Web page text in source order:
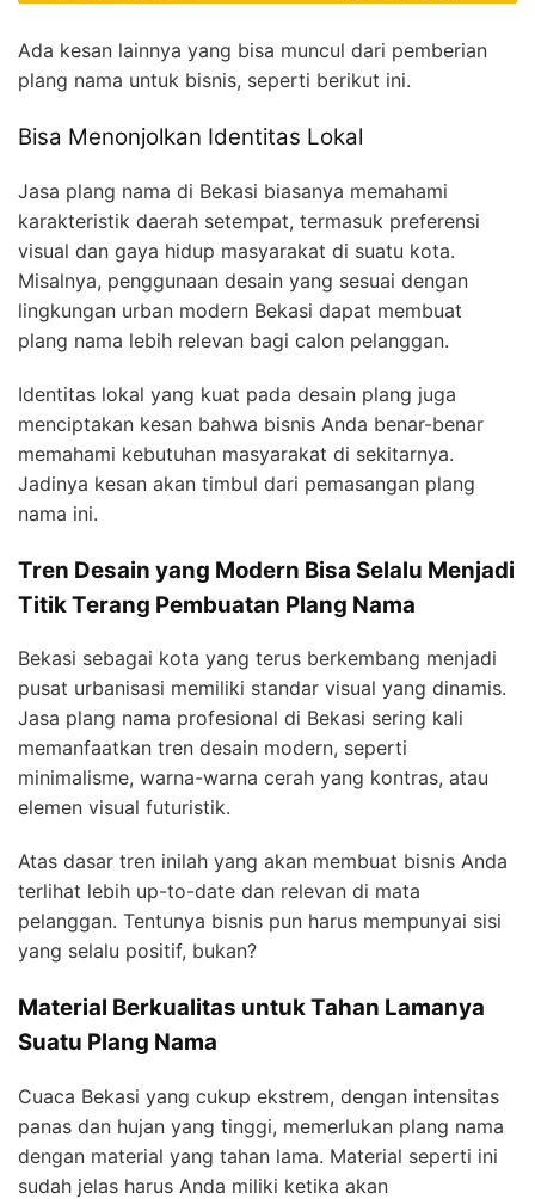
Ada kesan lainnya yang bisa muncul dari pemberian
plang nama untuk bisnis, seperti berikut ini.
Bisa Menonjolkan Identitas Lokal
Jasa plang nama di Bekasi biasanya memahami
karakteristik daerah setempat, termasuk preferensi
visual dan gaya hidup masyarakat di suatu kota.
Misalnya, penggunaan desain yang sesuai dengan
lingkungan urban modern Bekasi dapat membuat
plang nama lebih relevan bagi calon pelanggan.
Identitas lokal yang kuat pada desain plang juga
menciptakan kesan bahwa bisnis Anda benar-benar
memahami kebutuhan masyarakat di sekitarnya.
Jadinya kesan akan timbul dari pemasangan plang
nama ini.
Tren Desain yang Modern Bisa Selalu Menjadi
Titik Terang Pembuatan Plang Nama
Bekasi sebagai kota yang terus berkembang menjadi
pusat urbanisasi memiliki standar visual yang dinamis.
Jasa plang nama profesional di Bekasi sering kali
memanfaatkan tren desain modern, seperti
minimalisme, warna-warna cerah yang kontras, atau
elemen visual futuristik.
Atas dasar tren inilah yang akan membuat bisnis Anda
terlihat lebih up-to-date dan relevan di mata
pelanggan. Tentunya bisnis pun harus mempunyai sisi
yang selalu positif, bukan?
Material Berkualitas untuk Tahan Lamanya
Suatu Plang Nama
Cuaca Bekasi yang cukup ekstrem, dengan intensitas
panas dan hujan yang tinggi, memerlukan plang nama
dengan material yang tahan lama. Material seperti ini
sudah jelas harus Anda miliki ketika akan